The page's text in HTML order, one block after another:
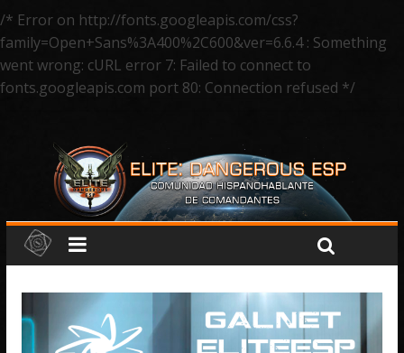
/* Error on http://fonts.googleapis.com/css?
family=Open+Sans%3A400%2C600&ver=6.6.4 : Something
went wrong: cURL error 7: Failed to connect to
fonts.googleapis.com port 80: Connection refused */